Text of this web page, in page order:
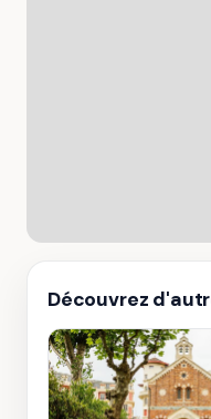
Découvrez